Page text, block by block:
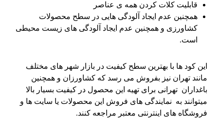
قابلیت کلات کردن همه ی عناصر
همچنین عدم ایجاد آلودگی هایی در سطح محصولات
کشاورزی و همچنین عدم ایجاد آلودگی های زیست محیطی
است.
این کود ها با بهترین سطح کیفیت در بازار شهر های مختلف
مانند تهران نیز بفروش می رسد که کشاورزان و همچنین
باغداران تهرانی برای تهیه این محصول در کیفیت بسیار بالا
میتوانند به نمایندگی های فروش این محصولات یا سایت ها و
فروشگاه های اینترنتی معتبر مراجعه کنند.